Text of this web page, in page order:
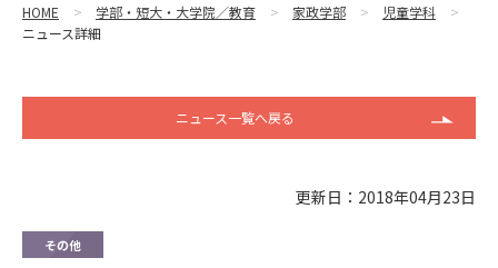
HOME 学部・短大・大学院／教育 家政学部
児童学科
ニュース詳細
ニュース一覧へ戻る
更新日：2018年04月23日
その他